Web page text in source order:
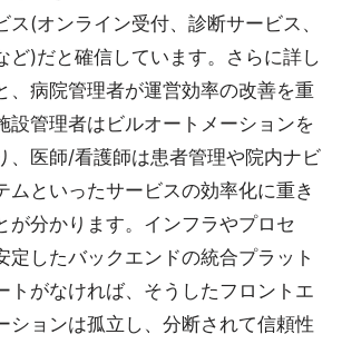
ス(オンライン受付、診断サービス、
ど)だと確信しています。さらに詳し
、病院管理者が運営効率の改善を重
設管理者はビルオートメーションを
、医師/看護師は患者管理や院内ナビ
ムといったサービスの効率化に重き
が分かります。インフラやプロセ
定したバックエンドの統合プラット
トがなければ、そうしたフロントエ
ションは孤立し、分断されて信頼性